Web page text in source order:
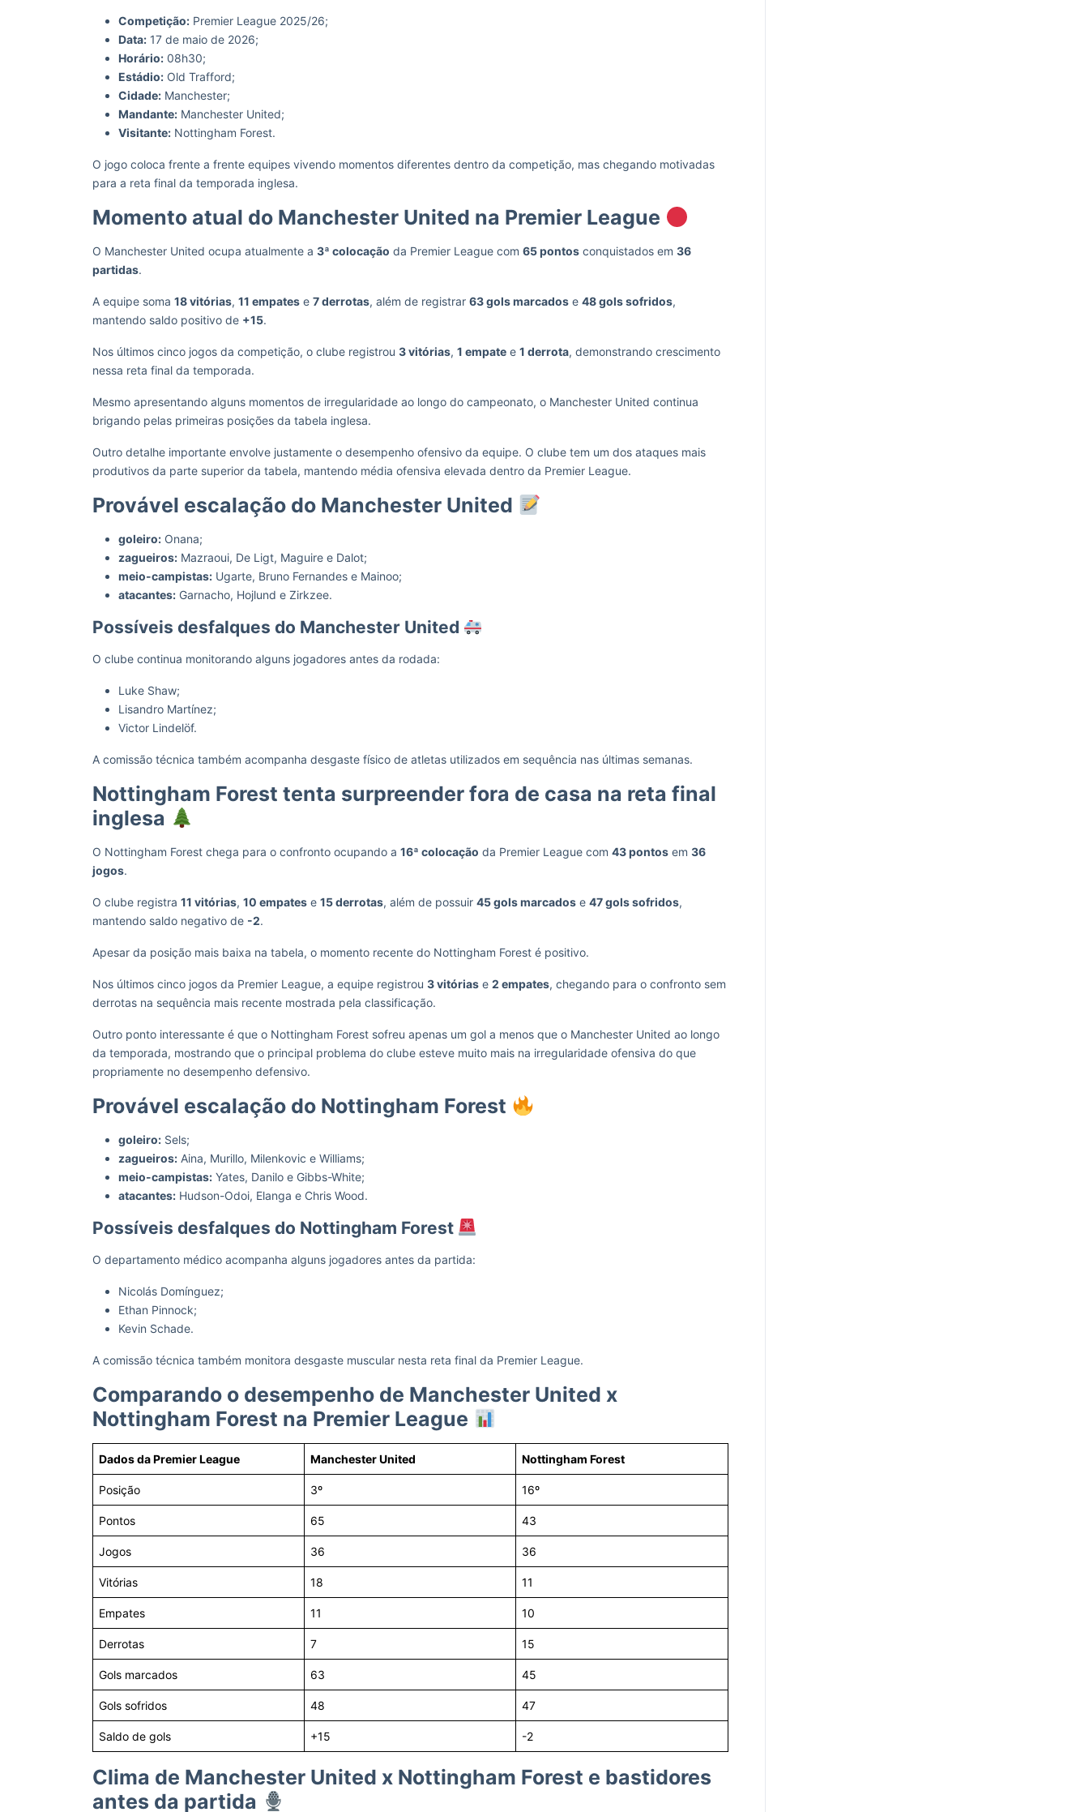
Competição: Premier League 2025/26;
Data: 17 de maio de 2026;
Horário: 08h30;
Estádio: Old Trafford;
Cidade: Manchester;
Mandante: Manchester United;
Visitante: Nottingham Forest.
O jogo coloca frente a frente equipes vivendo momentos diferentes dentro da competição, mas chegando motivadas
para a reta final da temporada inglesa.
Momento atual do Manchester United na Premier League
O Manchester United ocupa atualmente a 3ª colocação da Premier League com 65 pontos conquistados em 36
partidas.
A equipe soma 18 vitórias, 11 empates e 7 derrotas, além de registrar 63 gols marcados e 48 gols sofridos,
mantendo saldo positivo de +15.
Nos últimos cinco jogos da competição, o clube registrou 3 vitórias, 1 empate e 1 derrota, demonstrando crescimento
nessa reta final da temporada.
Mesmo apresentando alguns momentos de irregularidade ao longo do campeonato, o Manchester United continua
brigando pelas primeiras posições da tabela inglesa.
Outro detalhe importante envolve justamente o desempenho ofensivo da equipe. O clube tem um dos ataques mais
produtivos da parte superior da tabela, mantendo média ofensiva elevada dentro da Premier League.
Provável escalação do Manchester United
goleiro: Onana;
zagueiros: Mazraoui, De Ligt, Maguire e Dalot;
meio-campistas: Ugarte, Bruno Fernandes e Mainoo;
atacantes: Garnacho, Hojlund e Zirkzee.
Possíveis desfalques do Manchester United
O clube continua monitorando alguns jogadores antes da rodada:
Luke Shaw;
Lisandro Martínez;
Victor Lindelöf.
A comissão técnica também acompanha desgaste físico de atletas utilizados em sequência nas últimas semanas.
Nottingham Forest tenta surpreender fora de casa na reta final
inglesa
O Nottingham Forest chega para o confronto ocupando a 16ª colocação da Premier League com 43 pontos em 36
jogos.
O clube registra 11 vitórias, 10 empates e 15 derrotas, além de possuir 45 gols marcados e 47 gols sofridos,
mantendo saldo negativo de -2.
Apesar da posição mais baixa na tabela, o momento recente do Nottingham Forest é positivo.
Nos últimos cinco jogos da Premier League, a equipe registrou 3 vitórias e 2 empates, chegando para o confronto sem
derrotas na sequência mais recente mostrada pela classificação.
Outro ponto interessante é que o Nottingham Forest sofreu apenas um gol a menos que o Manchester United ao longo
da temporada, mostrando que o principal problema do clube esteve muito mais na irregularidade ofensiva do que
propriamente no desempenho defensivo.
Provável escalação do Nottingham Forest
goleiro: Sels;
zagueiros: Aina, Murillo, Milenkovic e Williams;
meio-campistas: Yates, Danilo e Gibbs-White;
atacantes: Hudson-Odoi, Elanga e Chris Wood.
Possíveis desfalques do Nottingham Forest
O departamento médico acompanha alguns jogadores antes da partida:
Nicolás Domínguez;
Ethan Pinnock;
Kevin Schade.
A comissão técnica também monitora desgaste muscular nesta reta final da Premier League.
Comparando o desempenho de Manchester United x
Nottingham Forest na Premier League
Dados da Premier League Manchester United Nottingham Forest
Posição 3º 16º
Pontos 65 43
Jogos 36 36
Vitórias 18 11
Empates 11 10
Derrotas 7 15
Gols marcados 63 45
Gols sofridos 48 47
Saldo de gols +15 -2
Clima de Manchester United x Nottingham Forest e bastidores
antes da partida